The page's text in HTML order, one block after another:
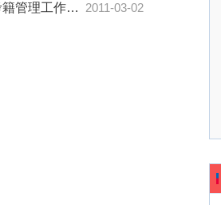
浙江2010年自学考试考务考籍管理工作实施细则-自考 2011-03-02